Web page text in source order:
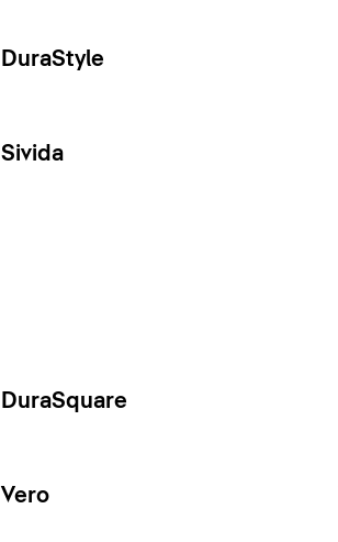
DuraStyle
Sivida
DuraSquare
Vero